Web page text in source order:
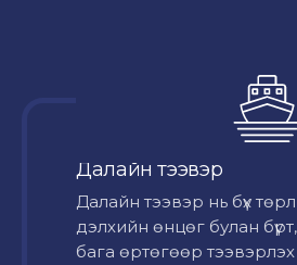
Далайн тээвэр
Далайн тээвэр нь бүх
дэлхийн өнцөг булан
бага өртөгөөр